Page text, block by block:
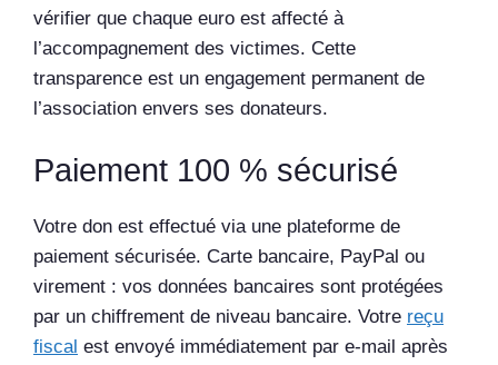
vérifier que chaque euro est affecté à
l’accompagnement des victimes. Cette
transparence est un engagement permanent de
l’association envers ses donateurs.
Paiement 100 % sécurisé
Votre don est effectué via une plateforme de
paiement sécurisée. Carte bancaire, PayPal ou
virement : vos données bancaires sont protégées
par un chiffrement de niveau bancaire. Votre reçu
fiscal est envoyé immédiatement par e-mail après